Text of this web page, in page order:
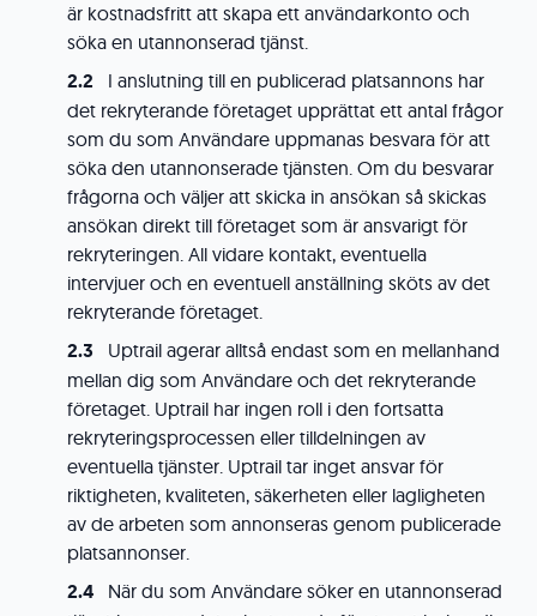
är kostnadsfritt att skapa ett användarkonto och
söka en utannonserad tjänst.
I anslutning till en publicerad platsannons har
det rekryterande företaget upprättat ett antal frågor
som du som Användare uppmanas besvara för att
söka den utannonserade tjänsten. Om du besvarar
frågorna och väljer att skicka in ansökan så skickas
ansökan direkt till företaget som är ansvarigt för
rekryteringen. All vidare kontakt, eventuella
intervjuer och en eventuell anställning sköts av det
rekryterande företaget.
Uptrail agerar alltså endast som en mellanhand
mellan dig som Användare och det rekryterande
företaget. Uptrail har ingen roll i den fortsatta
rekryteringsprocessen eller tilldelningen av
eventuella tjänster. Uptrail tar inget ansvar för
riktigheten, kvaliteten, säkerheten eller lagligheten
av de arbeten som annonseras genom publicerade
platsannonser.
När du som Användare söker en utannonserad